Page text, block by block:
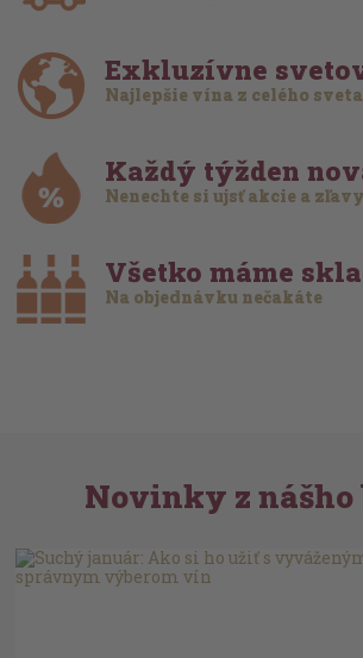
Exkluzívne
Najlepšie vína z celého sveta
Každý týžden
Nenechte si ujsť akcie a zľavy
Všetko máme
Na objednávku nečakáte
Novinky z nášho